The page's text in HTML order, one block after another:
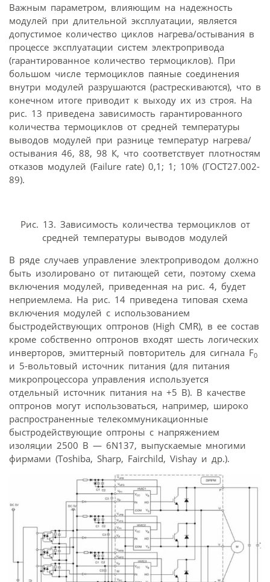
Важным параметром, влияющим на надежность
модулей при длительной эксплуатации, является
допустимое количество циклов нагрева/остывания в
процессе эксплуатации систем электропривода
(гарантированное количество термоциклов). При
большом числе термоциклов паяные соединения
внутри модулей разрушаются (растрескиваются), что в
конечном итоге приводит к выходу их из строя. На
рис. 13 приведена зависимость гарантированного
количества термоциклов от средней температуры
выводов модулей при разнице температур нагрева/
остывания 46, 88, 98 К, что соответствует плотностям
отказов модулей (Failure rate) 0,1; 1; 10% (ГОСТ27.002-
89).
Рис. 13. Зависимость количества термоциклов от
средней температуры выводов модулей
В ряде случаев управление электроприводом должно
быть изолировано от питающей сети, поэтому схема
включения модулей, приведенная на рис. 4, будет
неприемлема. На рис. 14 приведена типовая схема
включения модулей с использованием
быстродействующих оптронов (High CMR), в ее состав
кроме собственно оптронов входят шесть логических
инверторов, эмиттерный повторитель для сигнала F0
и 5-вольтовый источник питания (для питания
микропроцессора управления используется
отдельный источник питания на +5 В). В качестве
оптронов могут использоваться, например, широко
распространенные телекоммуникационные
быстродействующие оптроны с напряжением
изоляции 2500 В — 6N137, выпускаемые многими
фирмами (Toshiba, Sharp, Fairchild, Vishay и др.).